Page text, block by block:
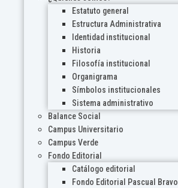
Estatuto general
Estructura Administrativa
Identidad institucional
Historia
Filosofía institucional
Organigrama
Símbolos institucionales
Sistema administrativo
Balance Social
Campus Universitario
Campus Verde
Fondo Editorial
Catálogo editorial
Fondo Editorial Pascual Bravo